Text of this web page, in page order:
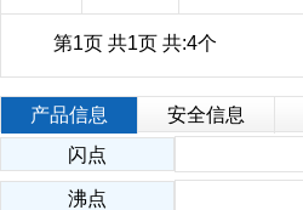
第1页 共1页 共:4个
产品信息 安全信息
闪点
沸点